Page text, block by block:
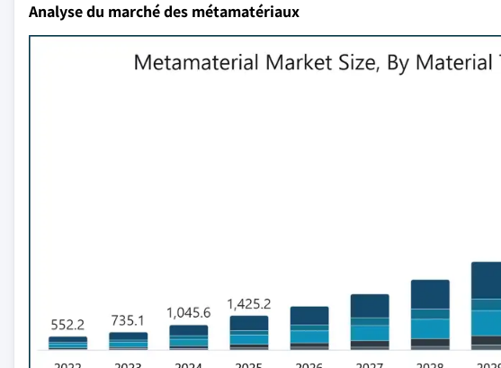
Analyse du marché des métamatériaux